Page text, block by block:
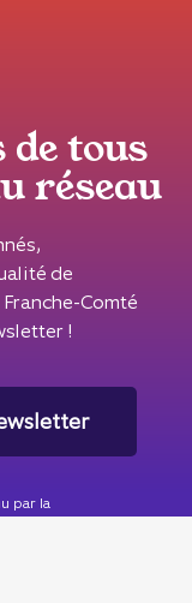
tous
réseau
de
Comté
!
par la